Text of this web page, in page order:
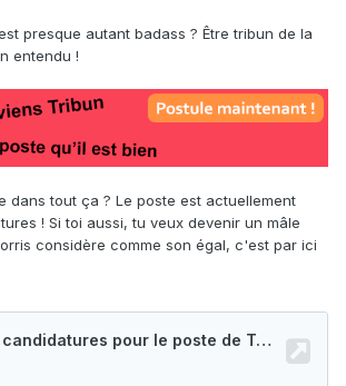
presque autant badass ? Être tribun de la
entendu !
dans tout ça ? Le poste est actuellement
! Si toi aussi, tu veux devenir un mâle
considère comme son égal, c'est par ici